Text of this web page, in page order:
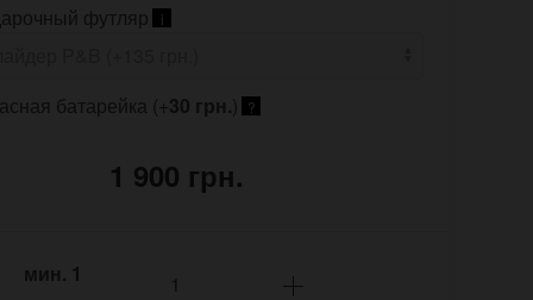
футляр
i
батарейка (+30 грн.) ?
1 900 грн.
мин. 1